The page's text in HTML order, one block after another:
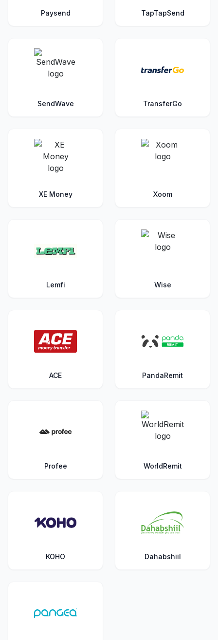
Paysend TapTapSend
SendWave TransferGo
XE Money Xoom
Lemfi Wise
ACE PandaRemit
Profee WorldRemit
KOHO Dahabshiil